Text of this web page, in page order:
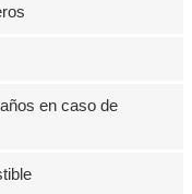
en caso de